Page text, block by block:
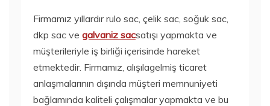
Firmamız yıllardır rulo sac, çelik sac, soğuk sac,
dkp sac ve galvaniz sacsatışı yapmakta ve
müşterileriyle iş birliği içerisinde hareket
etmektedir. Firmamız, alışılagelmiş ticaret
anlaşmalarının dışında müşteri memnuniyeti
bağlamında kaliteli çalışmalar yapmakta ve bu